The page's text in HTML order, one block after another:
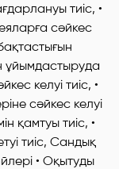
тиіс, •
сәйкес
ұйымдастыруда
келуі тиіс, •
сәйкес келуі
қамтуы тиіс, •
тиіс, Сандық
• Оқытуды